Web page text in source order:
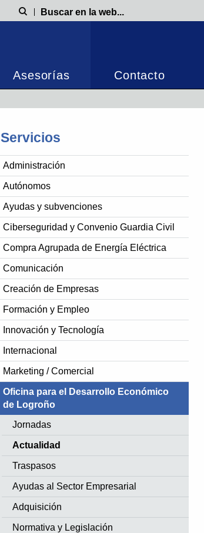
Búsqueda
Asesorías Contacto
Servicios
Administración
Autónomos
Ayudas y subvenciones
Ciberseguridad y Convenio Guardia Civil
Compra Agrupada de Energía Eléctrica
Comunicación
Creación de Empresas
Formación y Empleo
Innovación y Tecnología
Internacional
Marketing / Comercial
Oficina para el Desarrollo Económico
de Logroño
Jornadas
Actualidad
Traspasos
Ayudas al Sector Empresarial
Adquisición
Normativa y Legislación